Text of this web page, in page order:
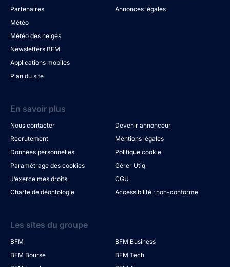
Partenaires
Météo
Météo des neiges
Newsletters BFM
Applications mobiles
Plan du site
Annonces légales
En savoir plus
Nous contacter
Devenir annonceur
Recrutement
Mentions légales
Données personnelles
Politique cookie
Paramétrage des cookies
Gérer Utiq
J’exerce mes droits
CGU
Charte de déontologie
Accessibilité : non-conforme
Les sites du groupe
BFM
BFM Business
BFM Bourse
BFM Tech